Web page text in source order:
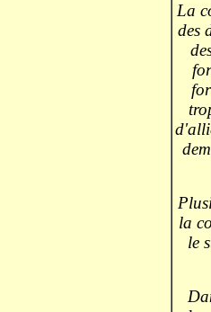
La
des
la
le